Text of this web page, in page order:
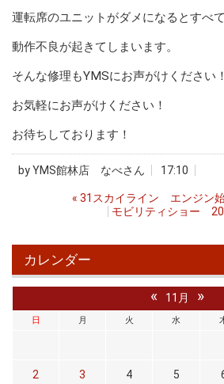
運転席のユニットがダメになるとすべ
動作不良が起きてしまいます。
そんな修理もYMSにお声がけください！
お気軽にお声がけください！
お待ちしております！
byYMS館林店 なべさん 17:10
« 31スカイライン エンジン始
モビリティショー
カレンダー
« 11月 »
日 月 火 水
2 3 4 5